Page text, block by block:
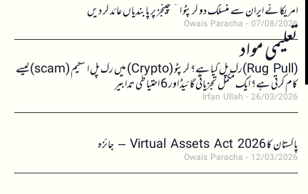
امریکا نے ایران سے منسلک دو کرپٹو ایکسچینجز پر پابندیاں عائد کر دیں
Owais Paracha 07/08/2026
تعلیمی مواد (Rug Pull)رگ پل کیا ہے؟ کرپٹو (Crypto) میں رگ پل اسکیم (scam)کیسے
کام کرتی ہے؟ ایک مکمل تجزیاتی گائیڈ اور 6 احتیاطی تدابیر
Irfan Ullah 26/03/2026
پاکستان کا Virtual Assets Act 2026 – جائزہ
Owais Paracha 12/03/2026